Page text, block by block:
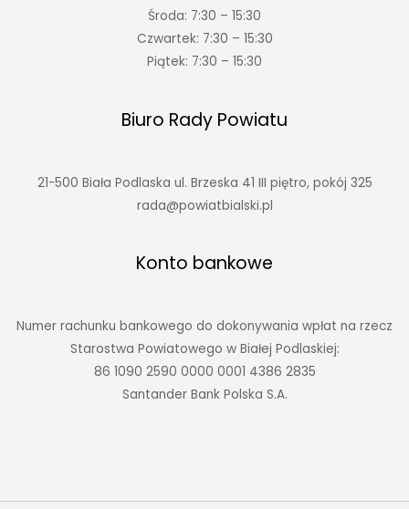
Środa: 7:30 – 15:30
Czwartek: 7:30 – 15:30
Piątek: 7:30 – 15:30
Biuro Rady Powiatu
21-500 Biała Podlaska ul. Brzeska 41 III piętro, pokój 325
rada@powiatbialski.pl
Konto bankowe
Numer rachunku bankowego do dokonywania wpłat na rzecz
Starostwa Powiatowego w Białej Podlaskiej:
86 1090 2590 0000 0001 4386 2835
Santander Bank Polska S.A.